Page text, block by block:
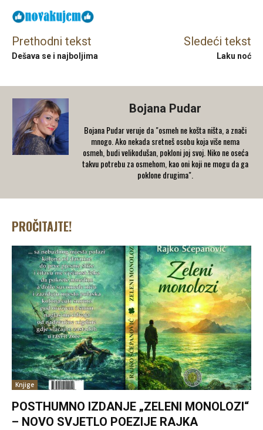
Prethodni tekst
Dešava se i najboljima
Sledeći tekst
Laku noć
Bojana Pudar
Bojana Pudar veruje da "osmeh ne košta ništa, a znači
mnogo. Ako nekada sretneš osobu koja više nema
osmeh, budi velikodušan, pokloni joj svoj. Niko ne oseća
takvu potrebu za osmehom, kao oni koji ne mogu da ga
poklone drugima".
PROČITAJTE!
Knjige
POSTHUMNO IZDANJE „ZELENI MONOLOZI“
– NOVO SVJETLO POEZIJE RAJKA